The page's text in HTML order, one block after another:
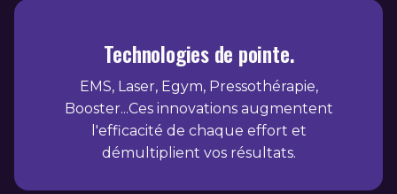
Technologies de pointe.
EMS, Laser, Egym, Pressothérapie,
Booster...Ces innovations augmentent
l'efficacité de chaque effort et
démultiplient vos résultats.